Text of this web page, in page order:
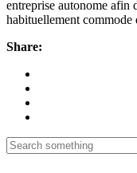
entreprise autonome afin
habituellement commode
Share: